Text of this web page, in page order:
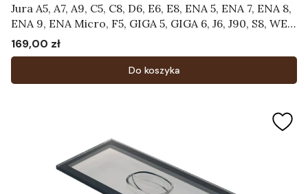
Jura A5, A7, A9, C5, C8, D6, E6, E8, ENA 5, ENA 7, ENA 8,
ENA 9, ENA Micro, F5, GIGA 5, GIGA 6, J6, J90, S8, WE8
- Pojemnik do czyszczenia systemu mlecznego
Art.24219
Cena
169,00 zł
Do koszyka